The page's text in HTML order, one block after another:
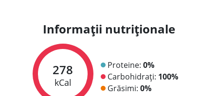
Informații nutriționale
278
kCal
Proteine: 0%
Carbohidrați: 100%
Grăsimi: 0%